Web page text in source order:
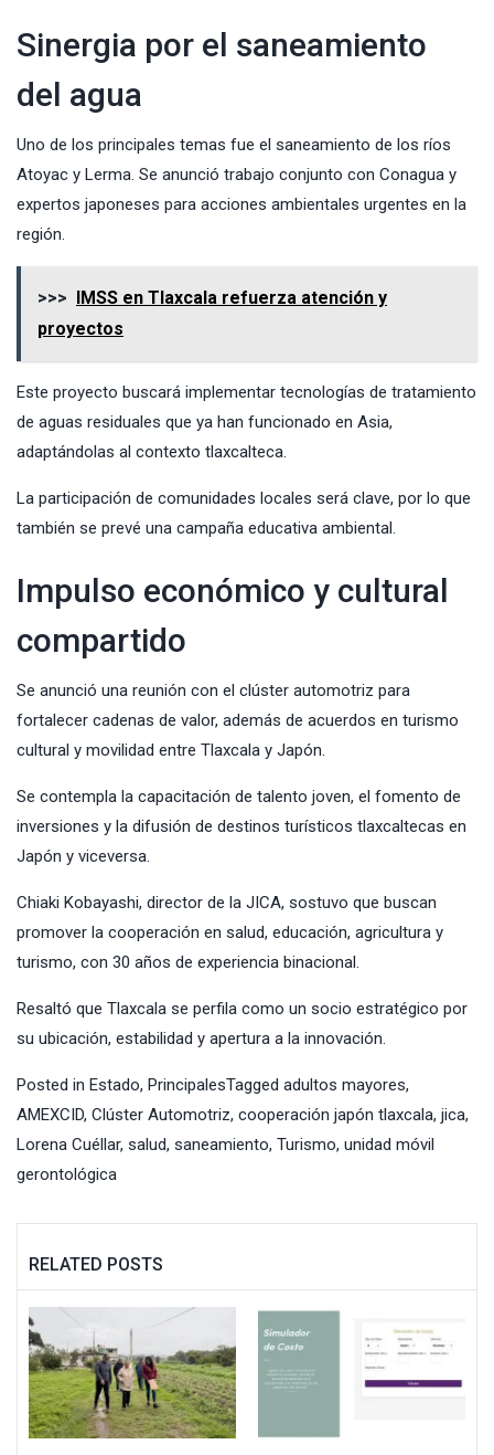
Sinergia por el saneamiento
del agua
Uno de los principales temas fue el saneamiento de los ríos
Atoyac y Lerma. Se anunció trabajo conjunto con Conagua y
expertos japoneses para acciones ambientales urgentes en la
región.
>>> IMSS en Tlaxcala refuerza atención y
proyectos
Este proyecto buscará implementar tecnologías de tratamiento
de aguas residuales que ya han funcionado en Asia,
adaptándolas al contexto tlaxcalteca.
La participación de comunidades locales será clave, por lo que
también se prevé una campaña educativa ambiental.
Impulso económico y cultural
compartido
Se anunció una reunión con el clúster automotriz para
fortalecer cadenas de valor, además de acuerdos en turismo
cultural y movilidad entre Tlaxcala y Japón.
Se contempla la capacitación de talento joven, el fomento de
inversiones y la difusión de destinos turísticos tlaxcaltecas en
Japón y viceversa.
Chiaki Kobayashi, director de la JICA, sostuvo que buscan
promover la cooperación en salud, educación, agricultura y
turismo, con 30 años de experiencia binacional.
Resaltó que Tlaxcala se perfila como un socio estratégico por
su ubicación, estabilidad y apertura a la innovación.
Posted in Estado, PrincipalesTagged adultos mayores,
AMEXCID, Clúster Automotriz, cooperación japón tlaxcala, jica,
Lorena Cuéllar, salud, saneamiento, Turismo, unidad móvil
gerontológica
RELATED POSTS